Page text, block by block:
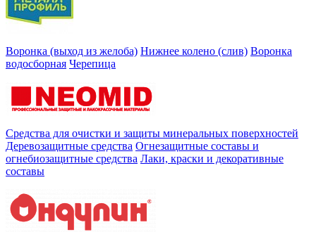
Воронка (выход из желоба) Нижнее колено (слив) Воронка
водосборная Черепица
Средства для очистки и защиты минеральных поверхностей
Деревозащитные средства Огнезащитные составы и
огнебиозащитные средства Лаки, краски и декоративные
составы